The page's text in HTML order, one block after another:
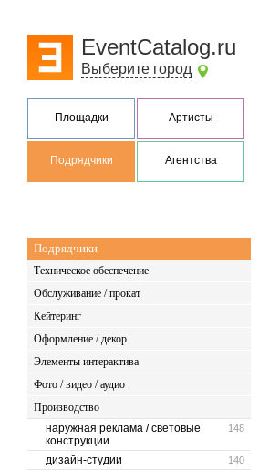
EventCatalog.ru
Выберите город
Площадки Артисты
Подрядчики Агентства
Подрядчики
Техническое обеспечение
Обслуживание / прокат
Кейтеринг
Оформление / декор
Элементы интерактива
Фото / видео / аудио
Производство
148
наружная реклама / световые
конструкции
140
дизайн-студии